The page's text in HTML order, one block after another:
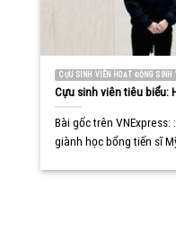
CỰU SINH VIÊN HOẠT ĐỘNG
Cựu sinh viên tiêu biểu:
Bài gốc trên VNExpress:
giành học bổng tiến sĩ